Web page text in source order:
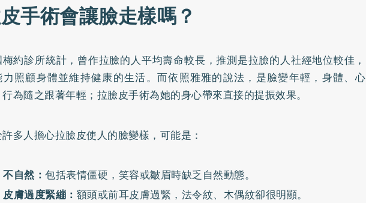
手術會讓臉走樣嗎？
約診所統計，曾作拉臉的人平均壽命較長，推測是拉臉的人社經地位較佳，
力照顧身體並維持健康的生活。而依照雅雅的說法，是臉變年輕，身體、心
為隨之跟著年輕；拉臉皮手術為她的身心帶來直接的提振效果。
多人擔心拉臉皮使人的臉變樣，可能是：
不自然： 包括表情僵硬，笑容或皺眉時缺乏自然動態。
皮膚過度緊繃： 額頭或前耳皮膚過緊，法令紋、木偶紋卻很明顯。